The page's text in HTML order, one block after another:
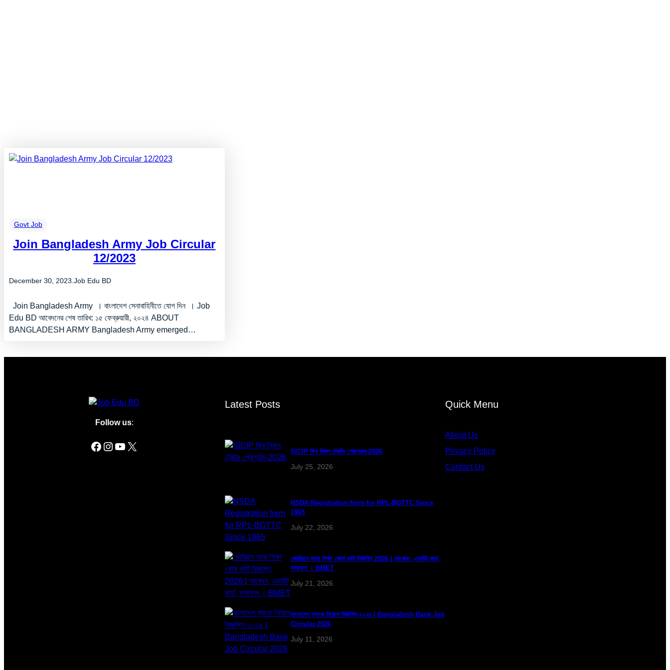
Govt Job
Join Bangladesh Army Job Circular
12/2023
December 30, 2023 Job Edu BD
Join Bangladesh Army । বাংলাদেশ সেনাবাহিনীতে যোগ দিন । Job
Edu BD আবেদনের শেষ তারিখ: ১৫ ফেব্রুয়ারী, ২০২৪ ABOUT
BANGLADESH ARMY Bangladesh Army emerged…
Follow us:
Facebook Instagram YouTube X
Latest Posts
SICIP ফ্রি স্কিল ট্রেনিং প্রোগ্রাম-2026
July 25, 2026
NSDA Registration form for RPL-BGTTC Since
1965
July 22, 2026
কোরিয়ান ভাষা শিক্ষা কোর্স ভর্তি বিজ্ঞপ্তি 2026 | আবেদন, এডমিট কার্ড,
ফলাফল । BMET
July 21, 2026
বাংলাদেশ ব্যাংক নিয়োগ বিজ্ঞপ্তি-২০২৬ | Bangladesh Bank Job
Circular 2026
July 11, 2026
Quick Menu
About Us
Privacy Policy
Contact Us